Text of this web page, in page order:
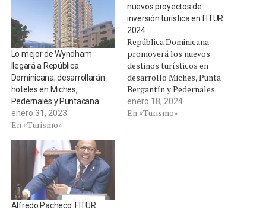
Lo mejor de Wyndham
llegará a República
Dominicana; desarrollarán
hoteles en Miches,
Pedernales y Puntacana
enero 31, 2023
En «Turismo»
nuevos proyectos de
inversión turística en FITUR
2024
República Dominicana
promoverá los nuevos
destinos turísticos en
desarrollo Miches, Punta
Bergantín y Pedernales.
Punta Cana, La Altagracia.
- El presidente de Grupo
enero 18, 2024
En «Turismo»
Alfredo Pacheco: FITUR